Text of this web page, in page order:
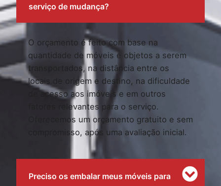
serviço de mudança?
O orçamento é feito com base na
quantidade de móveis e objetos a serem
transportados, na distância entre os
locais de origem e destino, na dificuldade
de acesso aos imóveis e em outros
fatores relevantes para o serviço.
Oferecemos um orçamento gratuito e sem
compromisso, após uma avaliação inicial.
Preciso os embalar meus móveis para